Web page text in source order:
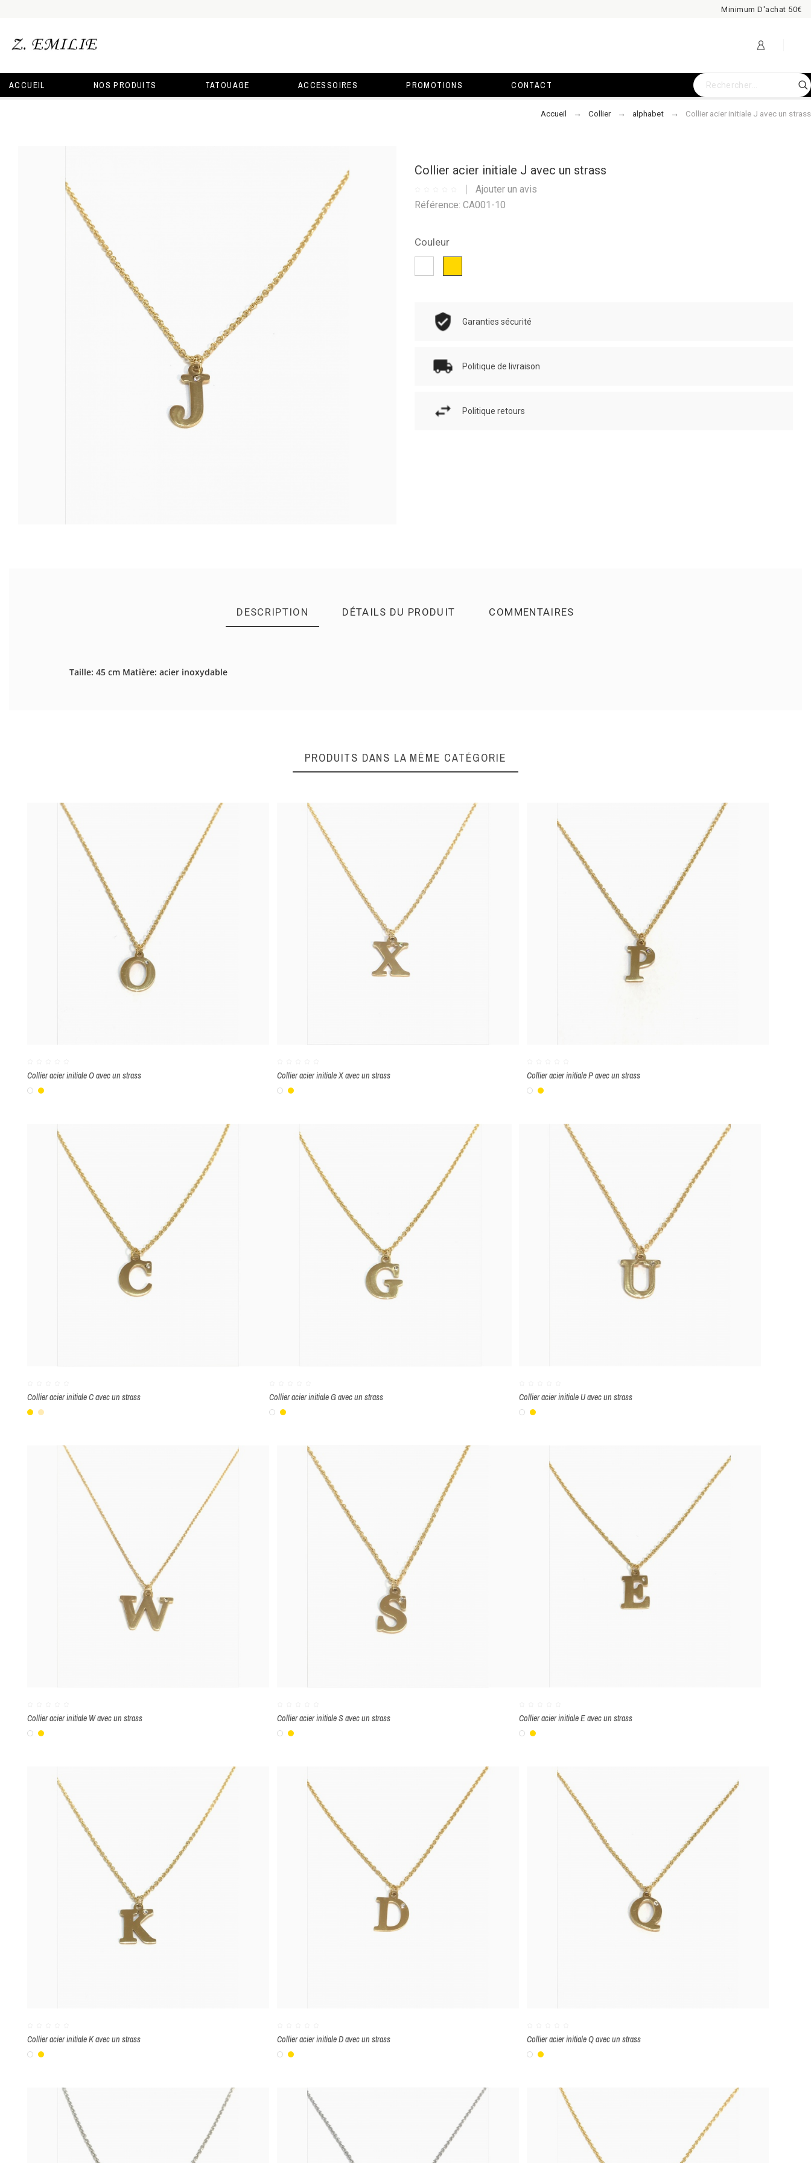
Minimum D'achat 50€
ACCUEIL NOS PRODUITS TATOUAGE ACCESSOIRES PROMOTIONS CONTACT
Accueil Collier alphabet Collier acier initiale J avec un strass
Collier acier initiale J avec un strass
Ajouter un avis
Référence: CA001-10
Couleur
Garanties sécurité
Politique de livraison
Politique retours
DESCRIPTION DÉTAILS DU PRODUIT COMMENTAIRES
Taille: 45 cm Matière: acier inoxydable
Il n'y a pas d'avis en ce moment.
ENVOYER
PRODUITS DANS LA MÊME CATÉGORIE
Collier acier initiale O avec un strass
Blanc
Or
Collier acier initiale X avec un strass
Blanc
Or
Collier acier initiale P avec un strass
Blanc
Or
Collier acier initiale C avec un strass
OrBeige
Collier acier initiale G avec un strass
Blanc
Or
Collier acier initiale U avec un strass
Blanc
Or
Collier acier initiale W avec un strass
Blanc
Or
Collier acier initiale S avec un strass
Blanc
Or
Collier acier initiale E avec un strass
Blanc
Or
Collier acier initiale K avec un strass
Blanc
Or
Collier acier initiale D avec un strass
Blanc
Or
Collier acier initiale Q avec un strass
Blanc
Or